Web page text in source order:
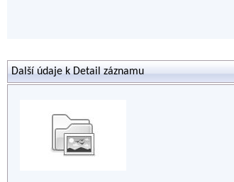
Další údaje k Detail záznamu